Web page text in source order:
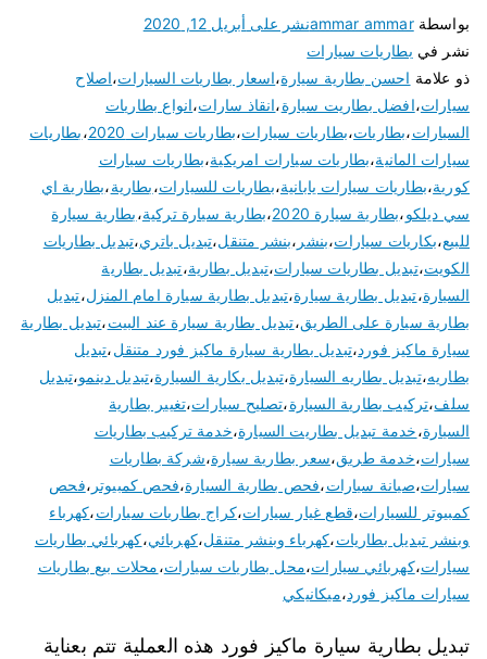
بواسطةammar ammarنشر على أبريل 12, 2020
نشر في بطاريات سيارات
ذو علامة احسن بطارية سيارة،اسعار بطاريات السيارات،اصلاح
سيارات،افضل بطاريت سيارة،انقاذ سارات،انواع بطاريات
السيارات،بطاريات،بطاريات سيارات،بطاريات سيارات 2020 ،بطاريات
سيارات المانية،بطاريات سيارات امريكية،بطاريات سيارات
كورية،بطاريات سيارات يابانية،بطاريات للسيارات،بطارية،بطارية اي
سي ديلكو،بطارية سيارة 2020 ،بطارية سيارة تركية،بطارية سيارة
للبيع،بكاريات سيارات،بنشر ،بنشر متنقل،تبديل باتري،تبديل بطاريات
الكويت،تبديل بطاريات سيارات،تبديل بطارية،تبديل بطارية
السيارة،تبديل بطارية سيارة،تبديل بطارية سيارة امام المنزل،تبديل
بطارية سيارة على الطريق،تبديل بطارية سيارة عند البيت،تبديل بطارية
سيارة ماكيز فورد،تبديل بطارية سيارة ماكيز فورد متنقل،تبديل
بطاريه،تبديل بطاريه السيارة،تبديل بكارية السيارة،تبديل دينمو،تبديل
سلف،تركيب بطارية السيارة،تصليح سيارات،تغيير بطارية
السيارة،خدمة تبديل بطاريت السيارة،خدمة تركيب بطاريات
سيارات،خدمة طريق،سعر بطارية سيارة،شركة بطاريات
سيارات،صيانة سيارات،فحص بطارية السيارة،فحص كمبيوتر ،فحص
كمبيوتر للسيارات،قطع غيار سيارات،كراج بطاريات سيارات،كهرباء
وبنشر تبديل بطاريات،كهرباء وبنشر متنقل،كهربائي،كهربائي بطاريات
سيارات،كهربائي سيارات،محل بطاريات سيارات،محلات بيع بطاريات
سيارات ماكيز فورد،ميكانيكي
تبديل بطارية سيارة ماكيز فورد هذه العملية تتم بعناية